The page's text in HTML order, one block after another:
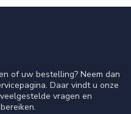
of uw bestelling? Neem dan
Daar vindt u onze
vragen en